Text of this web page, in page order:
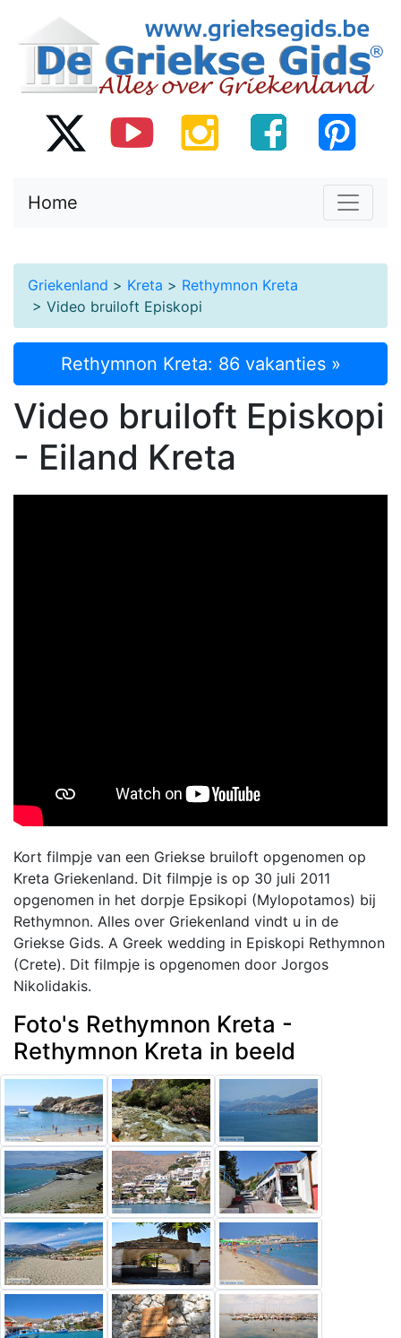
Home
Griekenland > Kreta > Rethymnon Kreta
> Video bruiloft Episkopi
Rethymnon Kreta: 86 vakanties »
Video bruiloft Episkopi
- Eiland Kreta
Kort filmpje van een Griekse bruiloft opgenomen op
Kreta Griekenland. Dit filmpje is op 30 juli 2011
opgenomen in het dorpje Epsikopi (Mylopotamos) bij
Rethymnon. Alles over Griekenland vindt u in de
Griekse Gids. A Greek wedding in Episkopi Rethymnon
(Crete). Dit filmpje is opgenomen door Jorgos
Nikolidakis.
Foto's Rethymnon Kreta -
Rethymnon Kreta in beeld